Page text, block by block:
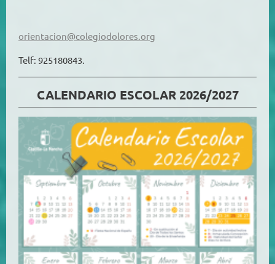
orientacion@colegiodolores.org
Telf: 925180843.
CALENDARIO ESCOLAR 2026/2027